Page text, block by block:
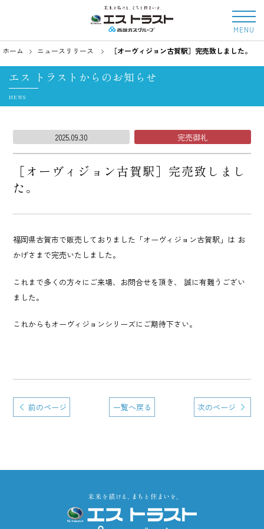
MENU
ホーム ニュースリリース ［オーヴィジョン古賀駅］完売致しました。
エス トラストからのお知らせ
NEWS
2025.09.30 完売御礼
［オーヴィジョン古賀駅］完売致しまし
た。
福岡県古賀市で販売しておりました「オーヴィジョン古賀駅」は お
かげさまで完売いたしました。
これまで多くの方々にご来場、お問合せを頂き、 誠に有難うござい
ました。
これからもオーヴィジョンシリーズにご期待下さい。
前のページ 一覧へ戻る 次のページ